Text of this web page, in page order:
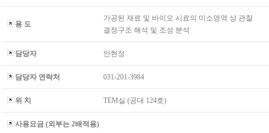
용 도
가공된 재료 및 바이오 시료의 미소영역 상 관찰
결정구조 해석 및 조성 분석
담당자 안현정
담당자 연락처 031-201-3984
위 치 TEM실 (공대 124호)
사용요금 (외부는 2배적용)